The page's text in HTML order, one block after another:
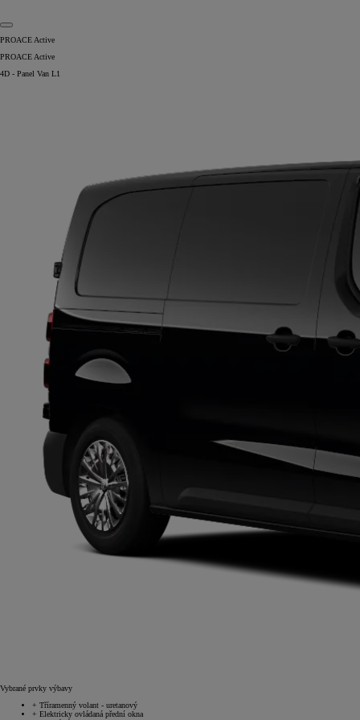
PROACE Active
PROACE Active
4D - Panel Van L1
Vybrané prvky výbavy
+ Tříramenný volant - uretanový
+ Elektricky ovládaná přední okna